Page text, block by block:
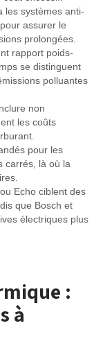
les systèmes anti-
assurer le
prolongées.
rapport poids-
se distinguent
polluantes
non
les coûts
pour les
carrés, là où la
Echo ciblent des
que Bosch et
électriques plus
:
à